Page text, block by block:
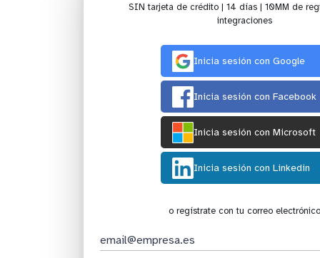
SIN tarjeta de crédito | 14 días | 10MM de
integraciones
Inicia sesión con Google
Inicia sesión con Facebook
Inicia sesión con Microsoft
Inicia sesión con Linkedin
o regístrate con tu correo electrónico